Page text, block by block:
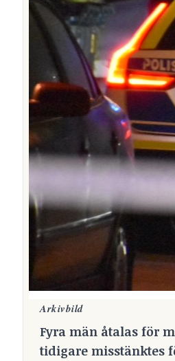
Arkivbild
Fyra män åtalas för
tidigare misstänktes